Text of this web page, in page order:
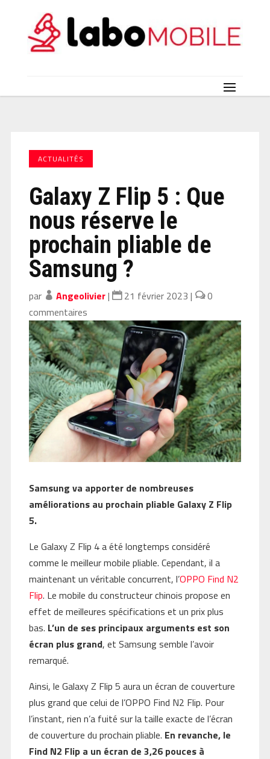
ACTUALITÉS
Galaxy Z Flip 5 : Que
nous réserve le
prochain pliable de
Samsung ?
par Angeolivier| 21 février 2023 |
0
commentaires
Samsung va apporter de nombreuses
améliorations au prochain pliable Galaxy Z Flip
5.
Le Galaxy Z Flip 4 a été longtemps considéré
comme le meilleur mobile pliable. Cependant, il a
maintenant un véritable concurrent, l’OPPO Find N2
Flip. Le mobile du constructeur chinois propose en
effet de meilleures spécifications et un prix plus
bas. L’un de ses principaux arguments est son
écran plus grand, et Samsung semble l’avoir
remarqué.
Ainsi, le Galaxy Z Flip 5 aura un écran de couverture
plus grand que celui de l’OPPO Find N2 Flip. Pour
l’instant, rien n’a fuité sur la taille exacte de l’écran
de couverture du prochain pliable. En revanche, le
Find N2 Flip a un écran de 3,26 pouces à